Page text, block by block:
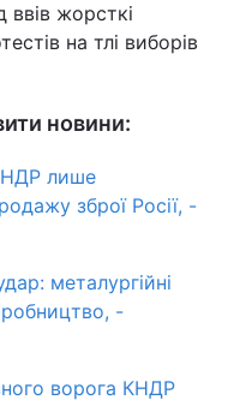
ввів жорсткі
на тлі виборів
новини:
лише
зброї Росії, -
металургійні
-
ворога КНДР